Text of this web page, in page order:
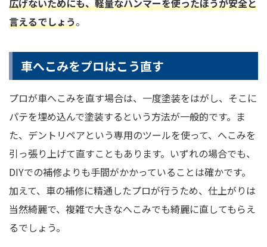
言えるでしょう。
車へこみをプロはこう直す
プロが車へこみを直す場合は、一度塗装をはがし、そこに
パテを埋め込んで塗装するという方法が一般的です。ま
た、デントリペアという専用のツールを使って、へこみを
引っ張り上げて直すこともあります。いずれの場合でも、
DIYでの補修よりも手間がかかっていることは確かです。
加えて、車の補修に精通したプロが行うため、仕上がりは
当然綺麗で、複雑で大きなへこみでも綺麗に直してもらえ
るでしょう。